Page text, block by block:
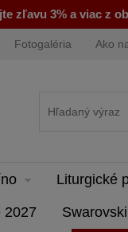
zľavu 3% a viac z
Fotogaléria Ako
Liturgické
2027 Swarovski